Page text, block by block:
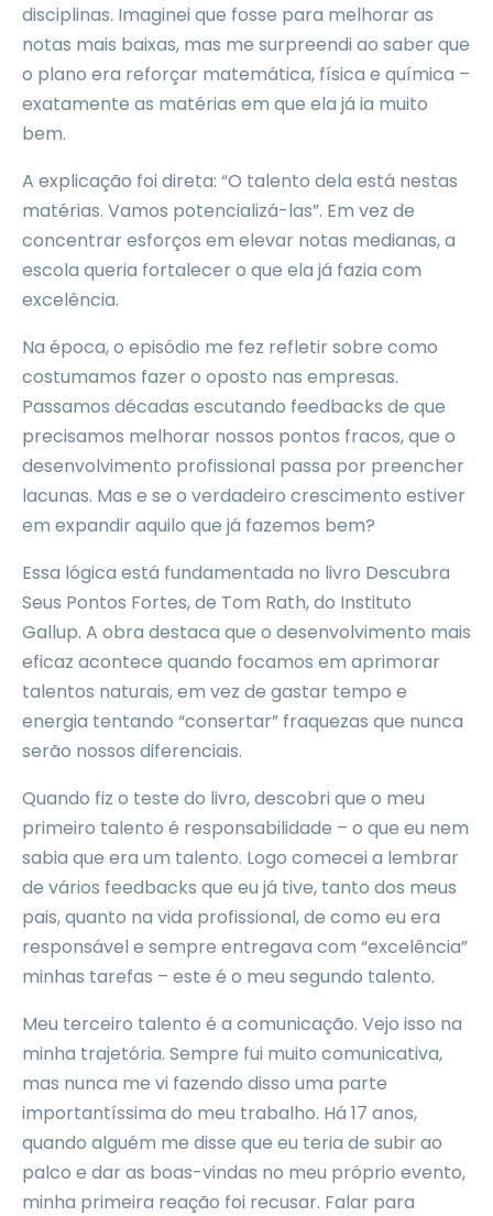
disciplinas. Imaginei que fosse para melhorar as
notas mais baixas, mas me surpreendi ao saber que
o plano era reforçar matemática, física e química –
exatamente as matérias em que ela já ia muito
bem.
A explicação foi direta: “O talento dela está nestas
matérias. Vamos potencializá-las”. Em vez de
concentrar esforços em elevar notas medianas, a
escola queria fortalecer o que ela já fazia com
excelência.
Na época, o episódio me fez refletir sobre como
costumamos fazer o oposto nas empresas.
Passamos décadas escutando feedbacks de que
precisamos melhorar nossos pontos fracos, que o
desenvolvimento profissional passa por preencher
lacunas. Mas e se o verdadeiro crescimento estiver
em expandir aquilo que já fazemos bem?
Essa lógica está fundamentada no livro Descubra
Seus Pontos Fortes, de Tom Rath, do Instituto
Gallup. A obra destaca que o desenvolvimento mais
eficaz acontece quando focamos em aprimorar
talentos naturais, em vez de gastar tempo e
energia tentando “consertar” fraquezas que nunca
serão nossos diferenciais.
Quando fiz o teste do livro, descobri que o meu
primeiro talento é responsabilidade – o que eu nem
sabia que era um talento. Logo comecei a lembrar
de vários feedbacks que eu já tive, tanto dos meus
pais, quanto na vida profissional, de como eu era
responsável e sempre entregava com “excelência”
minhas tarefas – este é o meu segundo talento.
Meu terceiro talento é a comunicação. Vejo isso na
minha trajetória. Sempre fui muito comunicativa,
mas nunca me vi fazendo disso uma parte
importantíssima do meu trabalho. Há 17 anos,
quando alguém me disse que eu teria de subir ao
palco e dar as boas-vindas no meu próprio evento,
minha primeira reação foi recusar. Falar para